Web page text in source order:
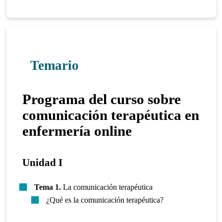
Temario
Programa del curso sobre
comunicación terapéutica en
enfermería online
Unidad I
Tema 1. La comunicación terapéutica
¿Qué es la comunicación terapéutica?